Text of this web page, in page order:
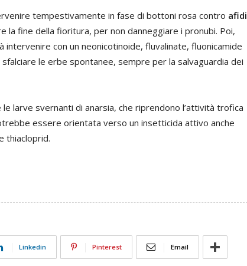
tempestivamente in fase di bottoni rosa contro afidi
la fine della fioritura, per non danneggiare i pronubi. Poi,
con un neonicotinoide, fluvalinate, fluonicamide
le erbe spontanee, sempre per la salvaguardia dei
larve svernanti di anarsia, che riprendono l’attività trofica
essere orientata verso un insetticida attivo anche
thiacloprid.
Linkedin Pinterest Email